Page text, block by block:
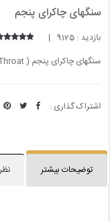
سنگهای چاکرای پنجم
بازدید : 9125 |
سنگهای چاکرای پنجم ( Throat )
اشتراک گذاری :
توضیحات بیشتر